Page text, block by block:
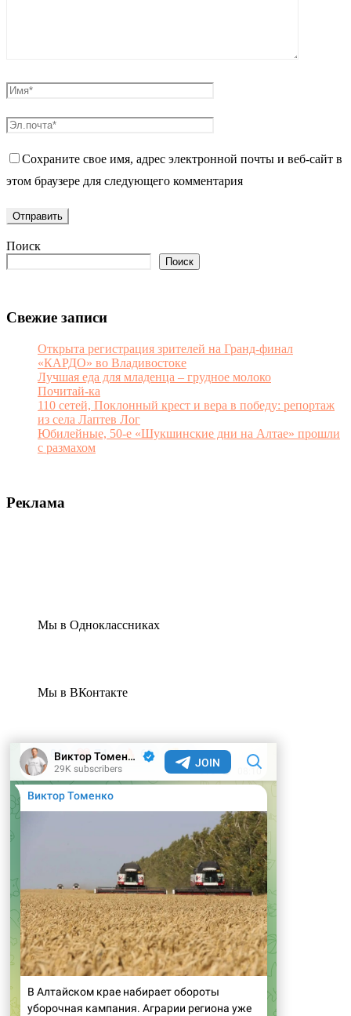
Сохраните свое имя, адрес электронной почты и веб-сайт в
этом браузере для следующего комментария
Поиск
Поиск
Свежие записи
Открыта регистрация зрителей на Гранд-финал
«КАРДО» во Владивостоке
Лучшая еда для младенца – грудное молоко
Почитай-ка
110 сетей, Поклонный крест и вера в победу: репортаж
из села Лаптев Лог
Юбилейные, 50-е «Шукшинские дни на Алтае» прошли
с размахом
Реклама
Мы в Одноклассниках
Мы в ВКонтакте